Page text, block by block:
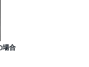
場合